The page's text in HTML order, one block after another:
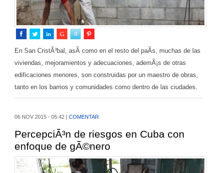
En San CristÃ³bal, asÃ­ como en el resto del paÃ­s, muchas de las
viviendas, mejoramientos y adecuaciones, ademÃ¡s de otras
edificaciones menores, son construidas por un maestro de obras,
tanto en los barrios y comunidades como dentro de las ciudades.
06 NOV 2015 - 05:42 | COMENTAR
PercepciÃ³n de riesgos en Cuba con
enfoque de gÃ©nero